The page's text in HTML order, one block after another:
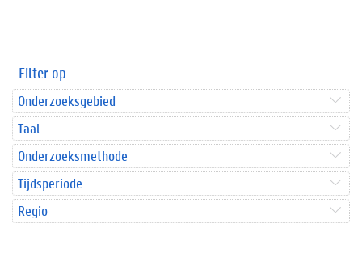
Filter op
Onderzoeksgebied
Taal
Onderzoeksmethode
Tijdsperiode
Regio